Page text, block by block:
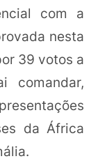
com a
nesta
39 votos a
comandar,
da África